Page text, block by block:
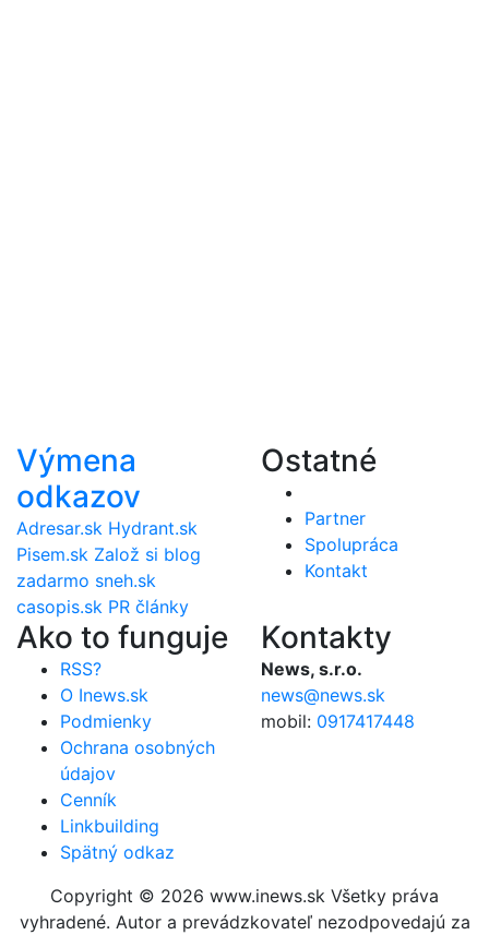
Výmena
odkazov
Adresar.sk Hydrant.sk
Pisem.sk Založ si blog
zadarmo sneh.sk
casopis.sk PR články
Ostatné
Partner
Spolupráca
Kontakt
Ako to funguje
RSS?
O Inews.sk
Podmienky
Ochrana osobných
údajov
Cenník
Linkbuilding
Spätný odkaz
Kontakty
News, s.r.o.
news@news.sk
mobil: 0917417448
Copyright © 2026 www.inews.sk Všetky práva
vyhradené. Autor a prevádzkovateľ nezodpovedajú za